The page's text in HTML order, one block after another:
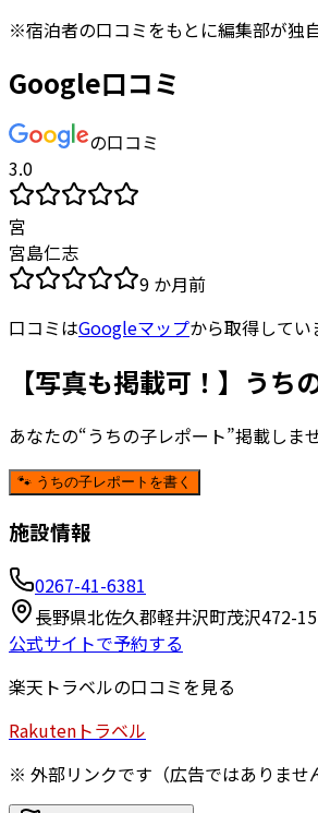
※宿泊者の口コミをもとに編集部が独
Google口コミ
の口コミ
3.0
宮
宮島仁志
9 か月前
口コミはGoogleマップから取得してい
【写真も掲載可！】うち
あなたの“うちの子レポート”掲載しま
🐾 うちの子レポートを書く
施設情報
0267-41-6381
長野県北佐久郡軽井沢町茂沢472-15
公式サイトで予約する
楽天トラベルの口コミを見る
Rakuten トラベル
※ 外部リンクです（広告ではありませ